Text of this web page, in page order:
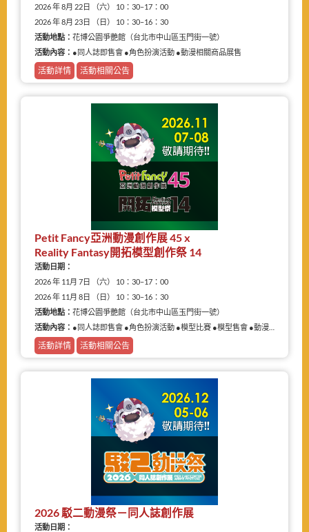
2026 年 8月 22日 （六） 10：30–17：00
2026 年 8月 23日 （日） 10：30–16：30
活動地點： 花博公園爭艷館（台北市中山區玉門街一號）
活動內容： ●同人誌即售會 ●角色扮演活動 ●動漫相關商品展售
活動詳情 活動相關公告
Petit Fancy亞洲動漫創作展 45 x
Reality Fantasy開拓模型創作祭 14
活動日期：
2026 年 11月 7日 （六） 10：30–17：00
2026 年 11月 8日 （日） 10：30–16：30
活動地點： 花博公園爭艷館（台北市中山區玉門街一號）
活動內容： ●同人誌即售會 ●角色扮演活動 ●模型比賽 ●模型售會 ●動漫相關商品展售
活動詳情 活動相關公告
2026 駁二動漫祭－同人誌創作展
活動日期：